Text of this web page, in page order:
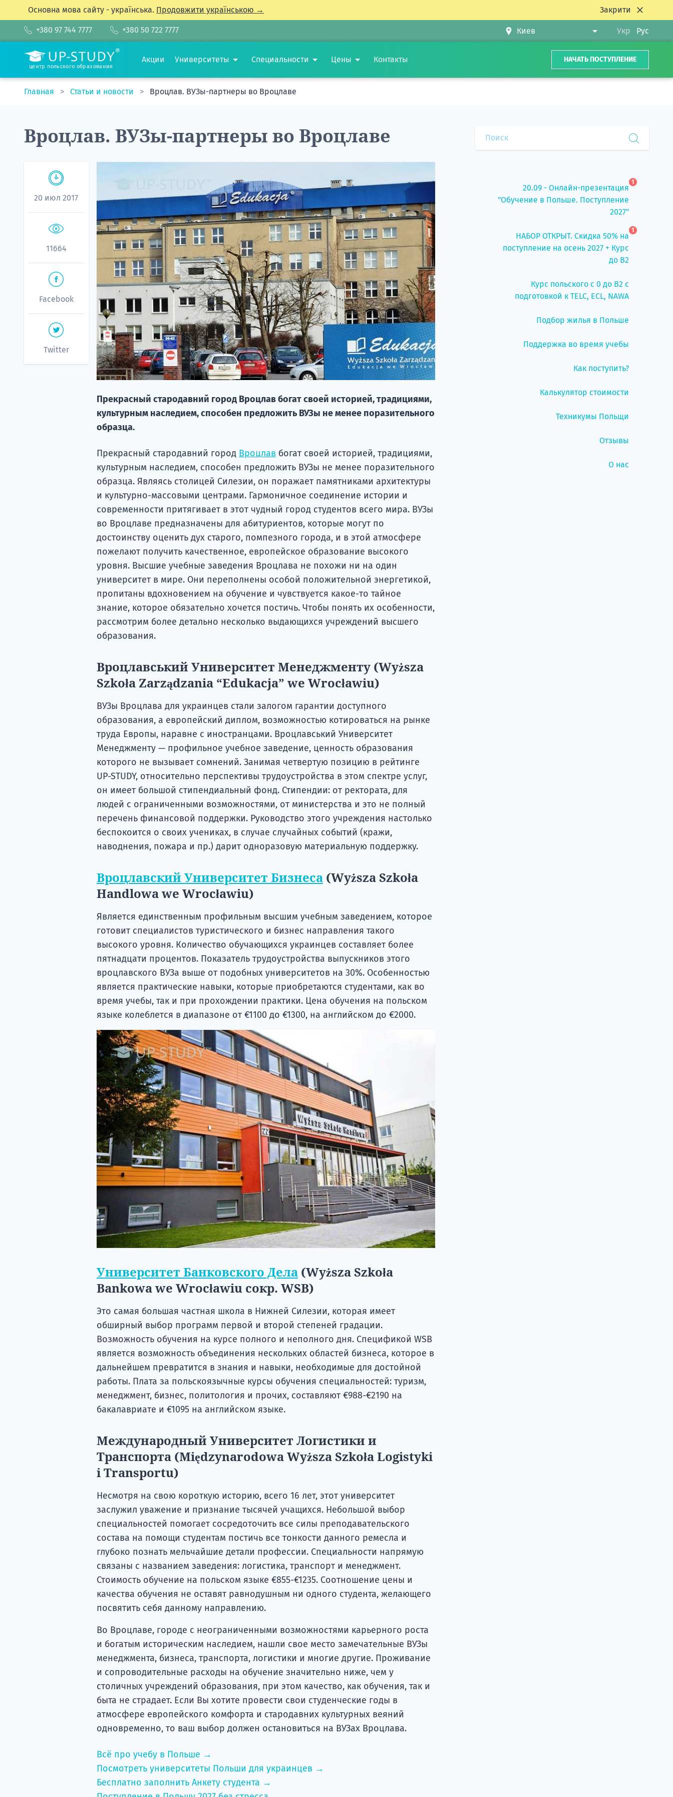
Основна мова сайту - українська. Продовжити українською → Закрити
+380 97 744 7777 +380 50 722 7777 Укр Рус
центр польского образования
Акции Университеты Специальности Цены Контакты НАЧАТЬ ПОСТУПЛЕНИЕ
Главная Статьи и новости Вроцлав. ВУЗы-партнеры во Вроцлаве
Вроцлав. ВУЗы-партнеры во Вроцлаве
20 июл 2017
11664
Facebook
Twitter
Прекрасный стародавний город Вроцлав богат своей историей, традициями,
культурным наследием, способен предложить ВУЗы не менее поразительного
образца.
Прекрасный стародавний город Вроцлав богат своей историей, традициями,
культурным наследием, способен предложить ВУЗы не менее поразительного
образца. Являясь столицей Силезии, он поражает памятниками архитектуры
и культурно-массовыми центрами. Гармоничное соединение истории и
современности притягивает в этот чудный город студентов всего мира. ВУЗы
во Вроцлаве предназначены для абитуриентов, которые могут по
достоинству оценить дух старого, помпезного города, и в этой атмосфере
пожелают получить качественное, европейское образование высокого
уровня. Высшие учебные заведения Вроцлава не похожи ни на один
университет в мире. Они переполнены особой положительной энергетикой,
пропитаны вдохновением на обучение и чувствуется какое-то тайное
знание, которое обязательно хочется постичь. Чтобы понять их особенности,
рассмотрим более детально несколько выдающихся учреждений высшего
образования.
Вроцлавський Университет Менеджменту (Wyższa
Szkoła Zarządzania “Edukacja” we Wrocławiu)
ВУЗы Вроцлава для украинцев стали залогом гарантии доступного
образования, а европейский диплом, возможностью котироваться на рынке
труда Европы, наравне с иностранцами. Вроцлавський Университет
Менеджменту — профильное учебное заведение, ценность образования
которого не вызывает сомнений. Занимая четвертую позицию в рейтинге
UP-STUDY, относительно перспективы трудоустройства в этом спектре услуг,
он имеет большой стипендиальный фонд. Стипендии: от ректората, для
людей с ограниченными возможностями, от министерства и это не полный
перечень финансовой поддержки. Руководство этого учреждения настолько
беспокоится о своих учениках, в случае случайных событий (кражи,
наводнения, пожара и пр.) дарит одноразовую материальную поддержку.
Вроцлавский Университет Бизнеса(Wyższa Szkoła
Handlowa we Wrocławiu)
Является единственным профильным высшим учебным заведением, которое
готовит специалистов туристического и бизнес направления такого
высокого уровня. Количество обучающихся украинцев составляет более
пятнадцати процентов. Показатель трудоустройства выпускников этого
вроцлавского ВУЗа выше от подобных университетов на 30%. Особенностью
является практические навыки, которые приобретаются студентами, как во
время учебы, так и при прохождении практики. Цена обучения на польском
языке колеблется в диапазоне от €1100 до €1300, на английском до €2000.
Университет Банковского Дела(Wyższa Szkoła
Bankowa we Wrocławiu сокр. WSB)
Это самая большая частная школа в Нижней Силезии, которая имеет
обширный выбор программ первой и второй степеней градации.
Возможность обучения на курсе полного и неполного дня. Спецификой WSB
является возможность объединения нескольких областей бизнеса, которое в
дальнейшем превратится в знания и навыки, необходимые для достойной
работы. Плата за польскоязычные курсы обучения специальностей: туризм,
менеджмент, бизнес, политология и прочих, составляют €988-€2190 на
бакалавриате и €1095 на английском языке.
Международный Университет Логистики и
Транспорта (Międzynarodowa Wyższa Szkoła Logistyki
i Transportu)
Несмотря на свою короткую историю, всего 16 лет, этот университет
заслужил уважение и признание тысячей учащихся. Небольшой выбор
специальностей помогает сосредоточить все силы преподавательского
состава на помощи студентам постичь все тонкости данного ремесла и
глубоко познать мельчайшие детали профессии. Специальности напрямую
связаны с названием заведения: логистика, транспорт и менеджмент.
Стоимость обучение на польском языке €855-€1235. Соотношение цены и
качества обучения не оставят равнодушным ни одного студента, желающего
посвятить себя данному направлению.
Во Вроцлаве, городе с неограниченными возможностями карьерного роста
и богатым историческим наследием, нашли свое место замечательные ВУЗы
менеджмента, бизнеса, транспорта, логистики и многие другие. Проживание
и сопроводительные расходы на обучение значительно ниже, чем у
столичных учреждений образования, при этом качество, как обучения, так и
быта не страдает. Если Вы хотите провести свои студенческие годы в
атмосфере европейского комфорта и стародавних культурных веяний
одновременно, то ваш выбор должен остановиться на ВУЗах Вроцлава.
Всё про учебу в Польше →
Посмотреть университеты Польши для украинцев →
Бесплатно заполнить Анкету студента →
20.09 - Онлайн-презентация
"Обучение в Польше. Поступление
2027"
1
НАБОР ОТКРЫТ. Скидка 50% на
поступление на осень 2027 + Курс
до B2
1
Курс польского с 0 до B2 с
подготовкой к TELC, ECL, NAWA
Подбор жилья в Польше
Поддержка во время учебы
Как поступить?
Калькулятор стоимости
Техникумы Польщи
Отзывы
О нас